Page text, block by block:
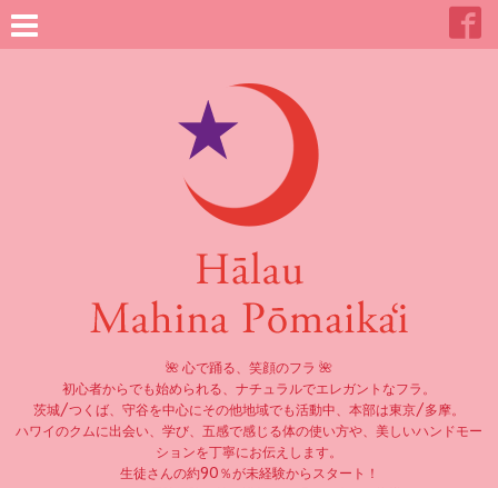
🌺 心で踊る、笑顔のフラ 🌺
初心者からでも始められる、ナチュラルでエレガントなフラ。
茨城/つくば、守谷を中心にその他地域でも活動中、本部は東京/多摩。
ハワイのクムに出会い、学び、五感で感じる体の使い方や、美しいハンドモー
ションを丁寧にお伝えします。
生徒さんの約90％が未経験からスタート！